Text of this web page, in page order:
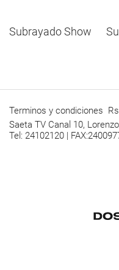
Subrayado Show
Terminos y condiciones
Saeta TV Canal 10,
Tel: 24102120 |